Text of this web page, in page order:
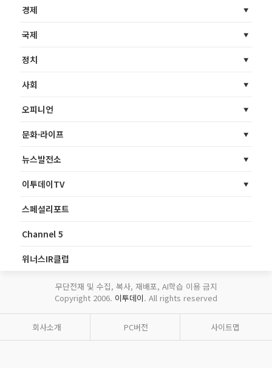
경제
국제
정치
사회
오피니언
문화·라이프
뉴스발전소
이투데이TV
스페셜리포트
Channel 5
위너스IR클럽
무단전재 및 수집, 복사, 재배포, AI학습 이용 금지
Copyright 2006. 이투데이. All rights reserved
회사소개 PC버전 사이트맵